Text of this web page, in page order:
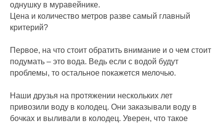
однушку в муравейнике.
Цена и количество метров разве самый главный
критерий?
Первое, на что стоит обратить внимание и о чем стоит
подумать – это вода. Ведь если с водой будут
проблемы, то остальное покажется мелочью.
Наши друзья на протяжении нескольких лет
привозили воду в колодец. Они заказывали воду в
бочках и выливали в колодец. Уверен, что такое